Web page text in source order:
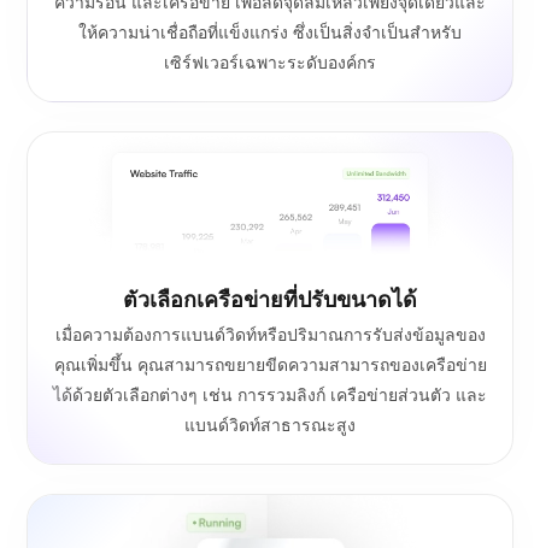
ให้ความน่าเชื่อถือที่แข็งแกร่ง ซึ่งเป็นสิ่งจำเป็นสำหรับ
เซิร์ฟเวอร์เฉพาะระดับองค์กร
ตัวเลือกเครือข่ายที่ปรับขนาดได้
เมื่อความต้องการแบนด์วิดท์หรือปริมาณการรับส่งข้อมูลของ
คุณเพิ่มขึ้น คุณสามารถขยายขีดความสามารถของเครือข่าย
ได้ด้วยตัวเลือกต่างๆ เช่น การรวมลิงก์ เครือข่ายส่วนตัว และ
แบนด์วิดท์สาธารณะสูง